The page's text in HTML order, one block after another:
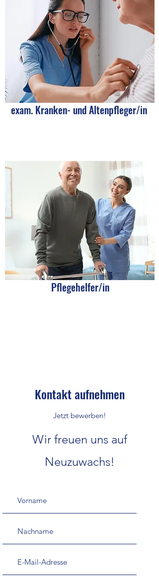
exam. Kranken- und Altenpfleger/in
Pflegehelfer/in
Kontakt aufnehmen
Jetzt bewerben!
Wir freuen uns auf
Neuzuwachs!